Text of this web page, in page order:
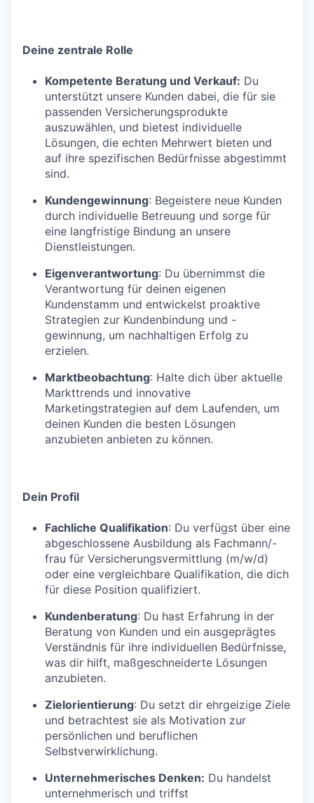
Deine zentrale Rolle
Kompetente Beratung und Verkauf: Du
unterstützt unsere Kunden dabei, die für sie
passenden Versicherungsprodukte
auszuwählen, und bietest individuelle
Lösungen, die echten Mehrwert bieten und
auf ihre spezifischen Bedürfnisse abgestimmt
sind.
Kundengewinnung: Begeistere neue Kunden
durch individuelle Betreuung und sorge für
eine langfristige Bindung an unsere
Dienstleistungen.
Eigenverantwortung: Du übernimmst die
Verantwortung für deinen eigenen
Kundenstamm und entwickelst proaktive
Strategien zur Kundenbindung und -
gewinnung, um nachhaltigen Erfolg zu
erzielen.
Marktbeobachtung: Halte dich über aktuelle
Markttrends und innovative
Marketingstrategien auf dem Laufenden, um
deinen Kunden die besten Lösungen
anzubieten anbieten zu können.
Dein Profil
Fachliche Qualifikation: Du verfügst über eine
abgeschlossene Ausbildung als Fachmann/-
frau für Versicherungsvermittlung (m/w/d)
oder eine vergleichbare Qualifikation, die dich
für diese Position qualifiziert.
Kundenberatung: Du hast Erfahrung in der
Beratung von Kunden und ein ausgeprägtes
Verständnis für ihre individuellen Bedürfnisse,
was dir hilft, maßgeschneiderte Lösungen
anzubieten.
Zielorientierung: Du setzt dir ehrgeizige Ziele
und betrachtest sie als Motivation zur
persönlichen und beruflichen
Selbstverwirklichung.
Unternehmerisches Denken: Du handelst
unternehmerisch und triffst